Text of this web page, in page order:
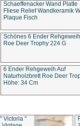
Schaeffenacker Wand Platte
Fliese Relief Wandkeramik
Plaque Fisch
Schönes 6 Ender Rehgeweih
Roe Deer Trophy 224 G
6 Ender Rehgeweih Auf
Naturholzbrett Roe Deer
Höhe: 34 Cm
Victoria "